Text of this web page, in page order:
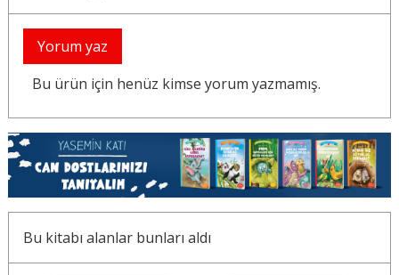
Yorum yaz
Bu ürün için henüz kimse yorum yazmamış.
Bu kitabı alanlar bunları aldı